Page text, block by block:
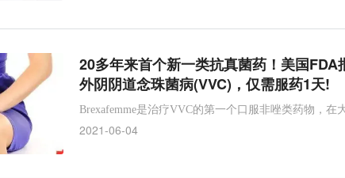
20多年来首个新一类抗真菌药！美国
外阴阴道念珠菌病(VVC)，仅需服药1天!
Brexafemme是治疗VVC的第一个口服非唑类药物，在
2021-06-04